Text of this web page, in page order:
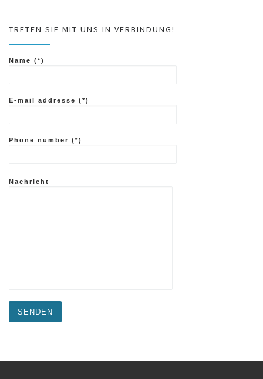
TRETEN SIE MIT UNS IN VERBINDUNG!
Name (*)
E-mail addresse (*)
Phone number (*)
Nachricht